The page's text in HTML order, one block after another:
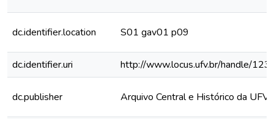
dc.identifier.location S01 gav01 p09
dc.identifier.uri http://www.locus.ufv.br/handle/
dc.publisher Arquivo Central e Histórico da UFV